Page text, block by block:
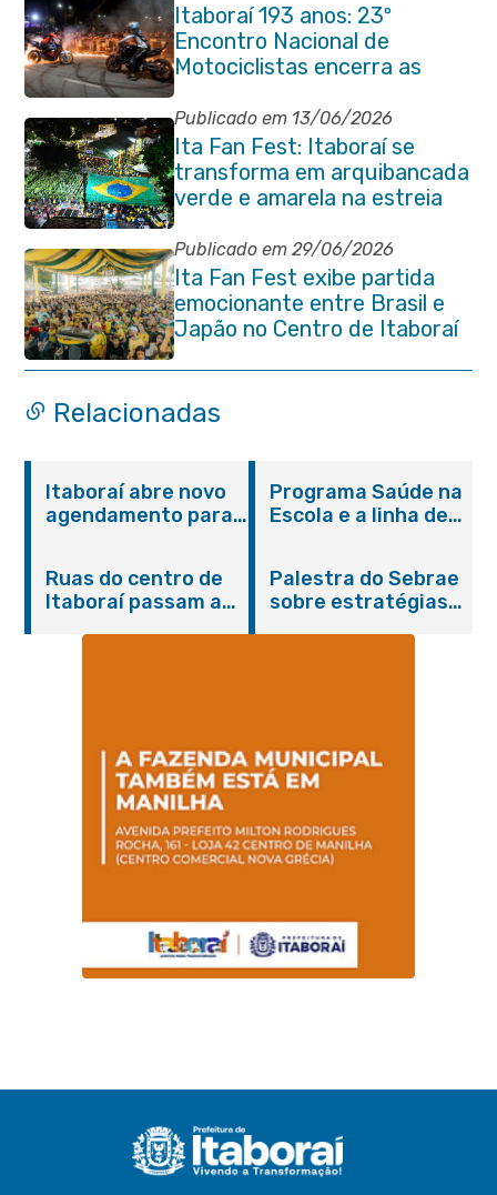
Itaboraí 193 anos: 23º
Encontro Nacional de
Motociclistas encerra as
comemorações do
aniversário da cidade
Publicado em 13/06/2026
Ita Fan Fest: Itaboraí se
transforma em arquibancada
verde e amarela na estreia
do Brasil na Copa do Mundo
Publicado em 29/06/2026
Ita Fan Fest exibe partida
emocionante entre Brasil e
Japão no Centro de Itaboraí
Relacionadas
Itaboraí abre novo
agendamento para
Programa Saúde na
Escola e a linha de
promovem
conscientização
sobre hanseníase
Ruas do centro de
Itaboraí passam a
Palestra do Sebrae
sobre estratégias